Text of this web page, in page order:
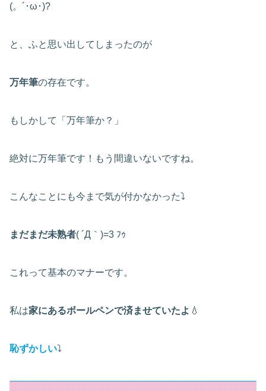
(。´･ω･)?
と、ふと思い出してしまったのが
万年筆の存在です。
もしかして「万年筆か？」
絶対に万年筆です！もう間違いないですね。
こんなことにも今まで気が付かなかった⤵
まだまだ未熟者( ´Д｀)=3 ﾌｩ
これって基本のマナーです。
私は家にあるボールペンで済ませていたよ 💧
恥ずかしい⤵